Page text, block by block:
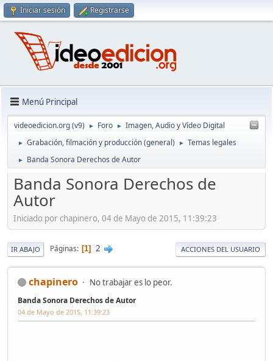
Iniciar sesión Registrarse
Menú Principal
videoedicion.org (v9) ► Foro ► Imagen, Audio y Vídeo Digital
► Grabación, filmación y producción (general) ► Temas legales
► Banda Sonora Derechos de Autor
Banda Sonora Derechos de
Autor
Iniciado por chapinero, 04 de Mayo de 2015, 11:39:23
IR ABAJO Páginas 1 2 ACCIONES DEL USUARIO
chapinero No trabajar es lo peor.
Banda Sonora Derechos de Autor
04 de Mayo de 2015, 11:39:23